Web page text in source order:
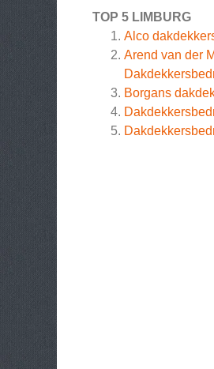
TOP 5 LIMBURG
Alco
Arend van der
Borgans